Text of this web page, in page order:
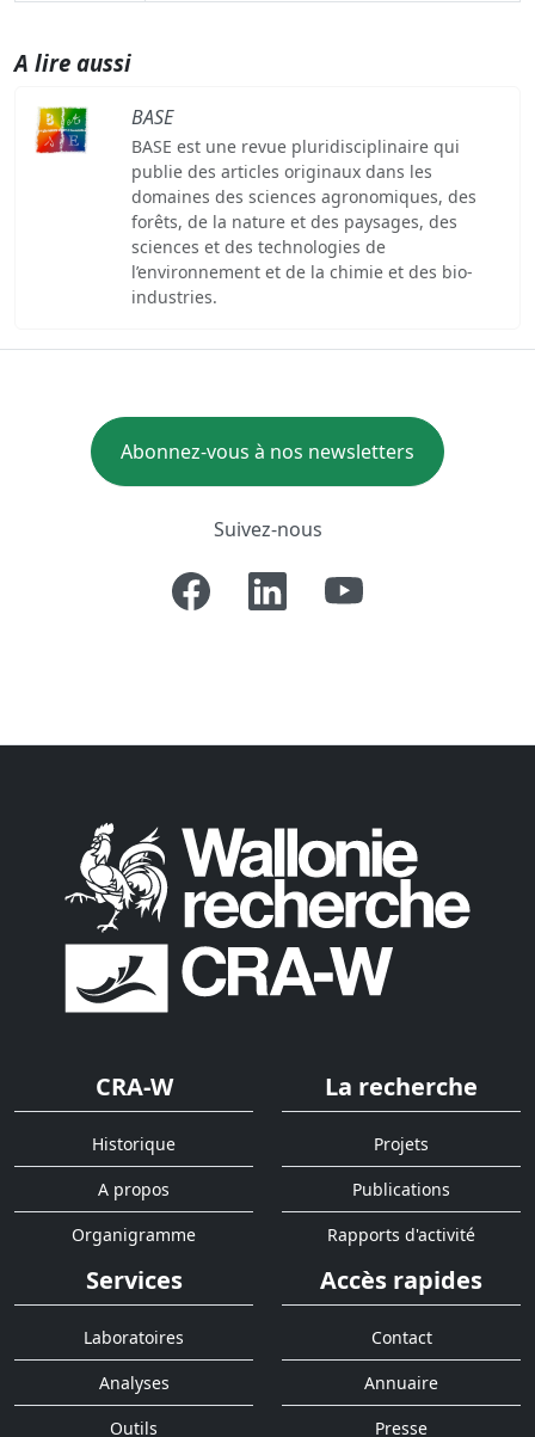
A lire aussi
BASE
BASE est une revue pluridisciplinaire qui
publie des articles originaux dans les
domaines des sciences agronomiques, des
forêts, de la nature et des paysages, des
sciences et des technologies de
l’environnement et de la chimie et des bio-
industries.
Abonnez-vous à nos newsletters
Suivez-nous
CRA-W
Historique
A propos
Organigramme
La recherche
Projets
Publications
Rapports d'activité
Services
Laboratoires
Analyses
Outils
Accès rapides
Contact
Annuaire
Presse